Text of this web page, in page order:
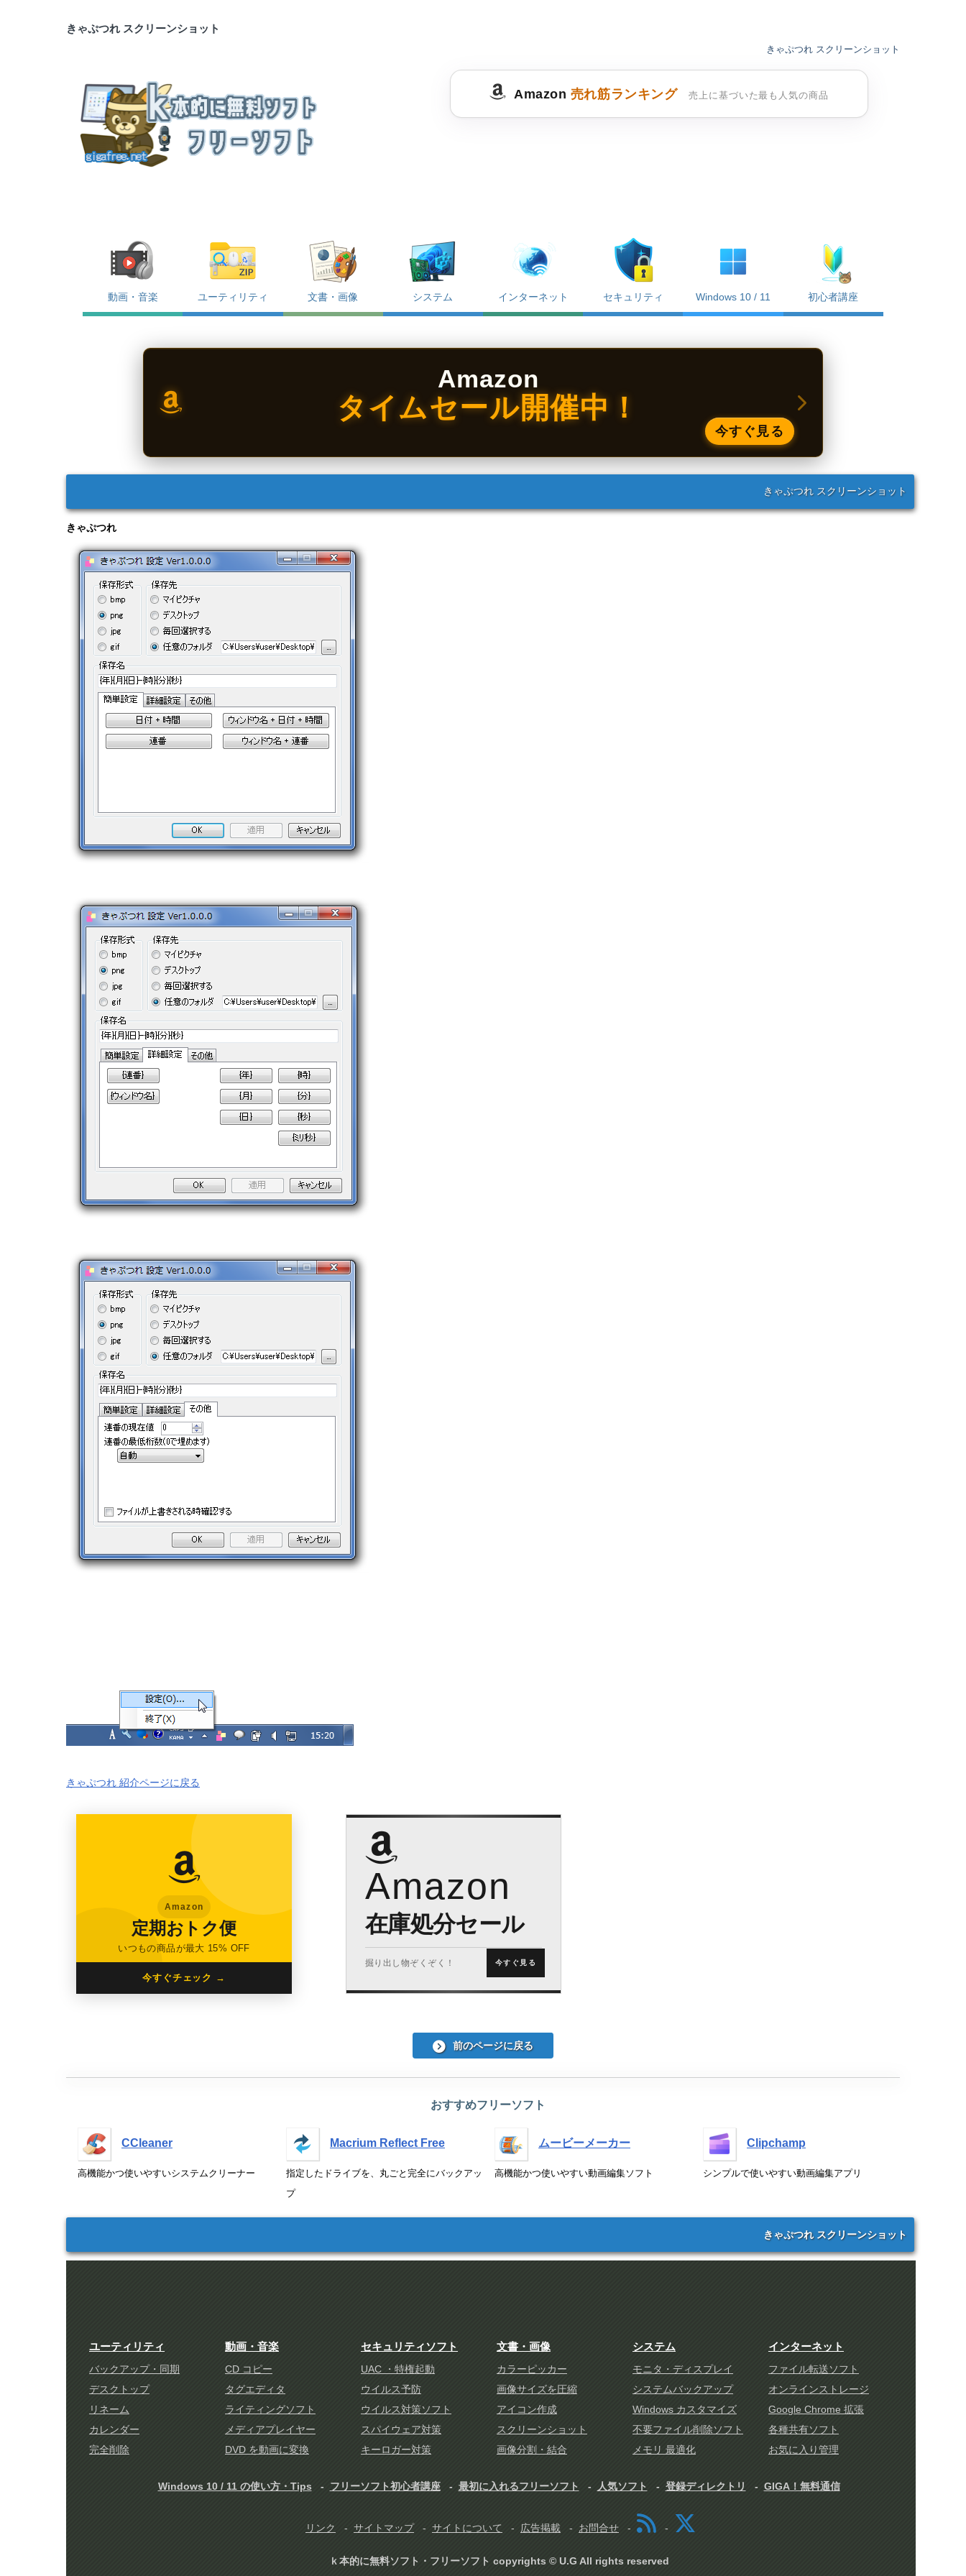
きゃぷつれ スクリーンショット
きゃぷつれ スクリーンショット
Amazon 売れ筋ランキング 売上に基づいた最も人気の商品
動画・音楽 ユーティリティ 文書・画像 システム インターネット セキュリティ Windows 10 / 11 初心者講座
Amazon
タイムセール開催中！
今すぐ見る
きゃぷつれ スクリーンショット
きゃぷつれ
きゃぷつれ 紹介ページに戻る
Amazon
定期おトク便
いつもの商品が最大 15% OFF
今すぐチェック →
Amazon
在庫処分セール
掘り出し物ぞくぞく！ 今すぐ見る
前のページに戻る
おすすめフリーソフト
CCleaner
高機能かつ使いやすいシステムクリーナー
Macrium Reflect Free
指定したドライブを、丸ごと完全にバックアッ
プ
ムービーメーカー
高機能かつ使いやすい動画編集ソフト
Clipchamp
シンプルで使いやすい動画編集アプリ
きゃぷつれ スクリーンショット
ユーティリティ
バックアップ・同期
デスクトップ
リネーム
カレンダー
完全削除
動画・音楽
CD コピー
タグエディタ
ライティングソフト
メディアプレイヤー
DVD を動画に変換
セキュリティソフト
UAC ・特権起動
ウイルス予防
ウイルス対策ソフト
スパイウェア対策
キーロガー対策
文書・画像
カラーピッカー
画像サイズを圧縮
アイコン作成
スクリーンショット
画像分割・結合
システム
モニタ・ディスプレイ
システムバックアップ
Windows カスタマイズ
不要ファイル削除ソフト
メモリ 最適化
インターネット
ファイル転送ソフト
オンラインストレージ
Google Chrome 拡張
各種共有ソフト
お気に入り管理
Windows 10 / 11 の使い方・Tips フリーソフト初心者講座 最初に入れるフリーソフト 人気ソフト 登録ディレクトリ GIGA！無料通信
リンク サイトマップ サイトについて 広告掲載 お問合せ
ｋ本的に無料ソフト・フリーソフト copyrights © U.G All rights reserved